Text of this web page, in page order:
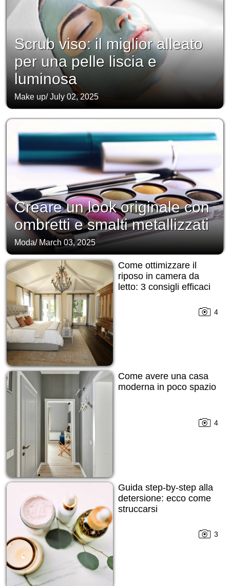
Scrub viso: il miglior alleato
per una pelle liscia e
luminosa
Make up/July 02, 2025
Creare un look originale con
ombretti e smalti metallizzati
Moda/ March 03, 2025
Come ottimizzare il
riposo in camera da
letto: 3 consigli efficaci
4
Come avere una casa
moderna in poco spazio
4
Guida step-by-step alla
detersione: ecco come
struccarsi
3